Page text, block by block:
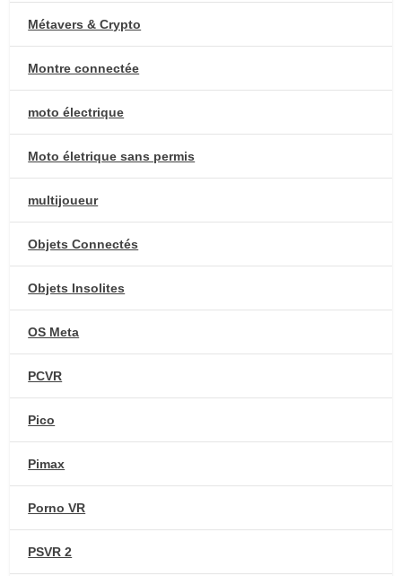
Métavers & Crypto
Montre connectée
moto électrique
Moto életrique sans permis
multijoueur
Objets Connectés
Objets Insolites
OS Meta
PCVR
Pico
Pimax
Porno VR
PSVR 2